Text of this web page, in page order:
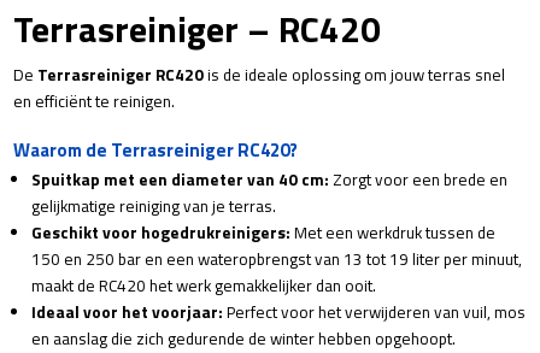
Terrasreiniger – RC420
De Terrasreiniger RC420is de ideale oplossing om jouw terras snel
en efficiënt te reinigen.
Waarom de Terrasreiniger RC420?
Spuitkap met een diameter van 40 cm: Zorgt voor een brede en
gelijkmatige reiniging van je terras.
Geschikt voor hogedrukreinigers: Met een werkdruk tussen de
150 en 250 bar en een wateropbrengst van 13 tot 19 liter per minuut,
maakt de RC420 het werk gemakkelijker dan ooit.
Ideaal voor het voorjaar: Perfect voor het verwijderen van vuil, mos
en aanslag die zich gedurende de winter hebben opgehoopt.